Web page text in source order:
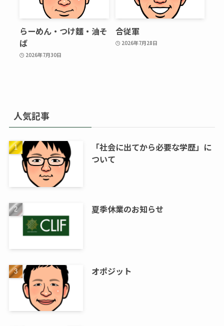
らーめん・つけ麵・油そ
ば
2026年7月30日
合従軍
2026年7月28日
人気記事
「社会に出てから必要な学歴」に
ついて
夏季休業のお知らせ
オポジット